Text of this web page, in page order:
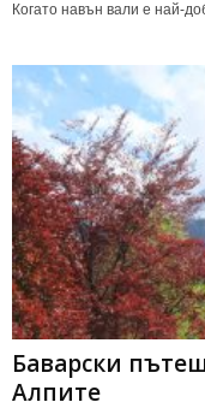
Когато навън вали е най-
Баварски
Алпите